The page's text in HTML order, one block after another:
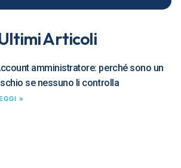
Articoli
amministratore: perché sono un
se nessuno li controlla
»